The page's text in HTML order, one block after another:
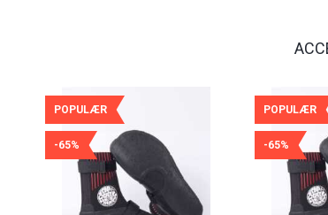
POPULÆR
-65%
POPULÆR
-65%